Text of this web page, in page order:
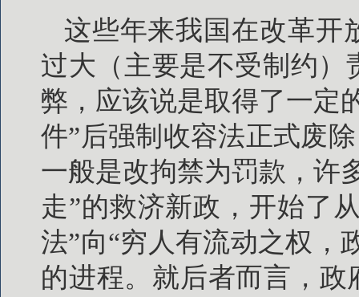
这些年来我国在改革开
过大（主要是不受制约
弊，应该说是取得了一定
件”后强制收容法正式废
一般是改拘禁为罚款，许
走”的救济新政，开始了
法”向“穷人有流动之权，
的进程。就后者而言，政